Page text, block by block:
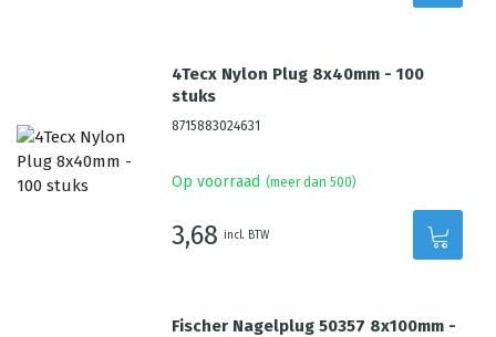
4Tecx Nylon Plug 8x40mm - 100
stuks
8715883024631
Op voorraad (meer dan 500)
3,68 incl. BTW
Fischer Nagelplug 50357 8x100mm -